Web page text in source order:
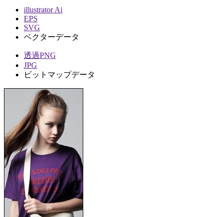
illustrator Ai
EPS
SVG
ベクターデータ
透過PNG
JPG
ビットマップデータ